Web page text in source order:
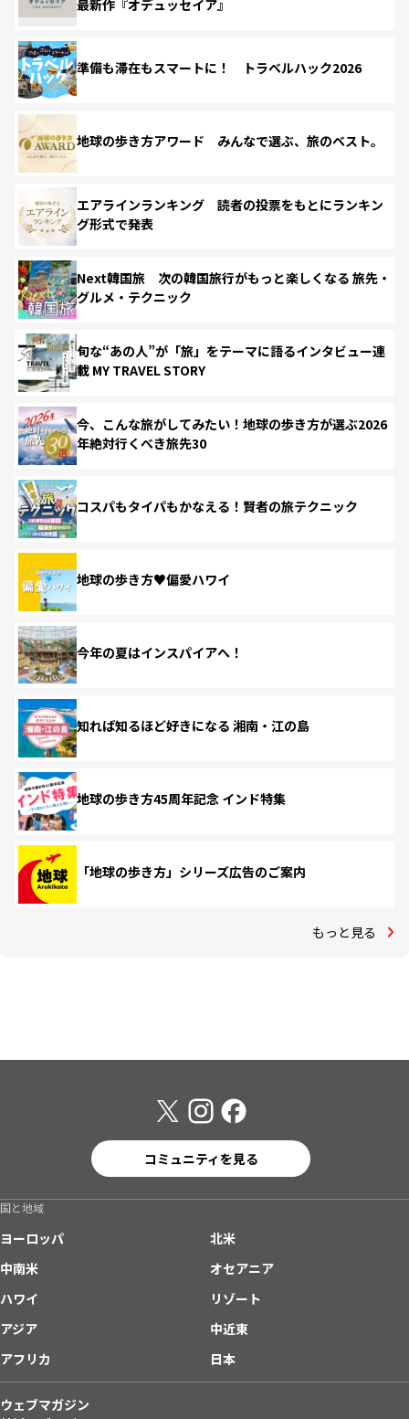
最新作『オデュッセイア』
準備も滞在もスマートに！ トラベルハック2026
地球の歩き方アワード みんなで選ぶ、旅のベスト。
エアラインランキング 読者の投票をもとにランキン
グ形式で発表
Next韓国旅 次の韓国旅行がもっと楽しくなる 旅先・
グルメ・テクニック
旬な“あの人”が「旅」をテーマに語るインタビュー連
載 MY TRAVEL STORY
今、こんな旅がしてみたい！地球の歩き方が選ぶ2026
年絶対行くべき旅先30
コスパもタイパもかなえる！賢者の旅テクニック
地球の歩き方♥偏愛ハワイ
今年の夏はインスパイアへ！
知れば知るほど好きになる 湘南・江の島
地球の歩き方45周年記念 インド特集
「地球の歩き方」シリーズ広告のご案内
もっと見る
コミュニティを見る
国と地域
ヨーロッパ
北米
中南米
オセアニア
ハワイ
リゾート
アジア
中近東
アフリカ
日本
ウェブマガジン